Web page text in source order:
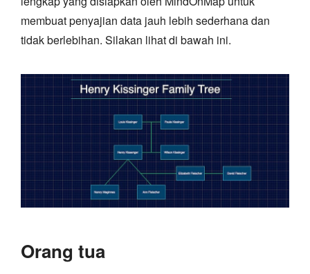
membuat penyajian data jauh lebih sederhana dan
tidak berlebihan. Silakan lihat di bawah ini.
Orang tua